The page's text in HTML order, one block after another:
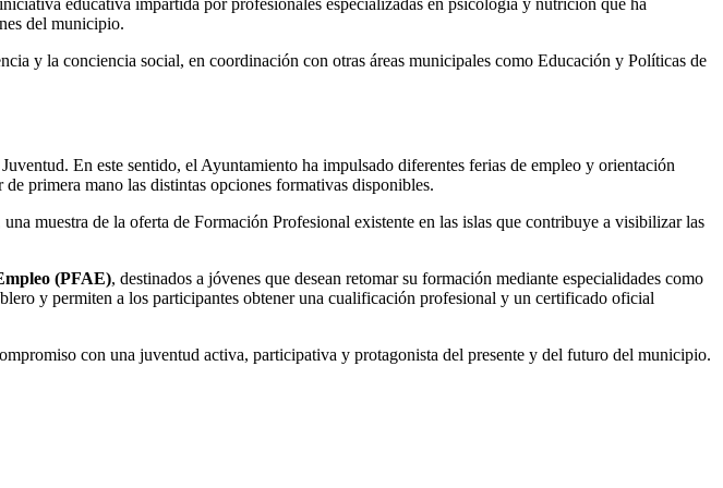
educativa impartida por profesionales especializadas en psicología y nutrición que ha
del municipio.
y la conciencia social, en coordinación con otras áreas municipales como Educación y Políticas de
En este sentido, el Ayuntamiento ha impulsado diferentes ferias de empleo y orientación
primera mano las distintas opciones formativas disponibles.
muestra de la oferta de Formación Profesional existente en las islas que contribuye a visibilizar las
(PFAE), destinados a jóvenes que desean retomar su formación mediante especialidades como
y permiten a los participantes obtener una cualificación profesional y un certificado oficial
con una juventud activa, participativa y protagonista del presente y del futuro del municipio.